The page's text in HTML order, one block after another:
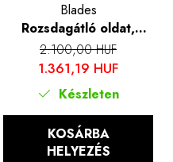
Blades
Rozsdagátló oldat,
Blades®, 50 ml
2.100,00 HUF
1.361,19 HUF
Készleten
KOSÁRBA
HELYEZÉS